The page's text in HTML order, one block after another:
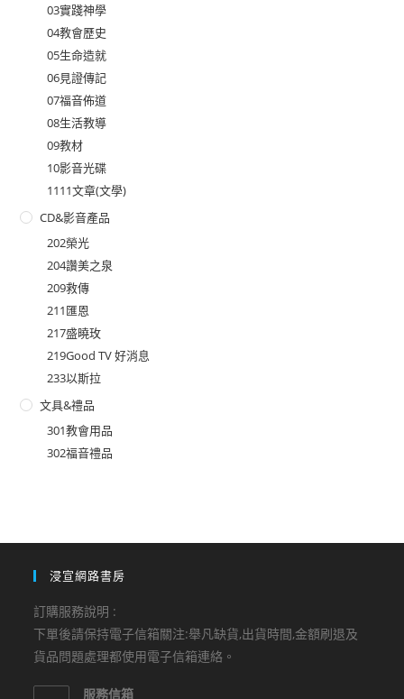
03實踐神學
04教會歷史
05生命造就
06見證傳記
07福音佈道
08生活教導
09教材
10影音光碟
1111文章(文學)
CD&影音產品
202榮光
204讚美之泉
209救傳
211匯恩
217盛曉玫
219Good TV 好消息
233以斯拉
文具&禮品
301教會用品
302福音禮品
浸宣網路書房
訂購服務說明 :
下單後請保持電子信箱關注:舉凡缺貨,出貨時間,金額刷退及
貨品問題處理都使用電子信箱連絡。
服務信箱